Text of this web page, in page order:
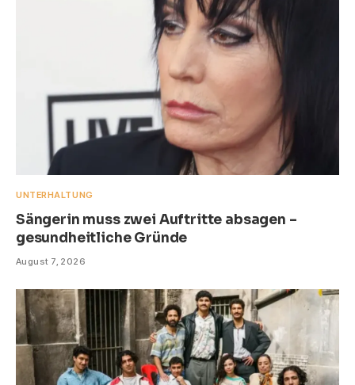
UNTERHALTUNG
Sängerin muss zwei Auftritte absagen –
gesundheitliche Gründe
August 7, 2026